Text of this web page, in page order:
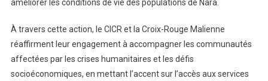
améliorer les conditions de vie des populations de Nara.
À travers cette action, le CICR et la Croix-Rouge Malienne
réaffirment leur engagement à accompagner les communautés
affectées par les crises humanitaires et les défis
socioéconomiques, en mettant l’accent sur l’accès aux services